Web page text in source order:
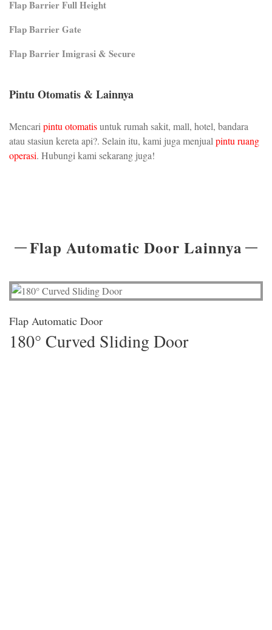
Flap Barrier Full Height
Flap Barrier Gate
Flap Barrier Imigrasi & Secure
Pintu Otomatis & Lainnya
Mencari pintu otomatisuntuk rumah sakit, mall, hotel, bandara
atau stasiun kereta api?. Selain itu, kami juga menjual pintu ruang
operasi. Hubungi kami sekarang juga!
Flap Automatic Door Lainnya
Flap Automatic Door
180° Curved Sliding Door